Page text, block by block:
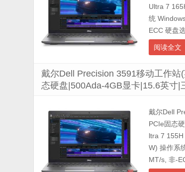
Ultra 7
统
ECC 硬盘
阅读全文
戴尔Dell Precision 3591移动工作
态硬盘|500Ada-4GB显卡|15.6英寸|
戴尔Dell
PCIe固态
ltra 7
W) 操作系
MT/s, 非-